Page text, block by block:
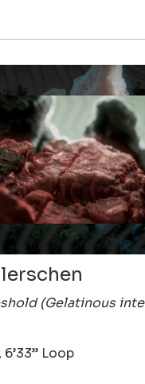
(Gelatinous
Loop